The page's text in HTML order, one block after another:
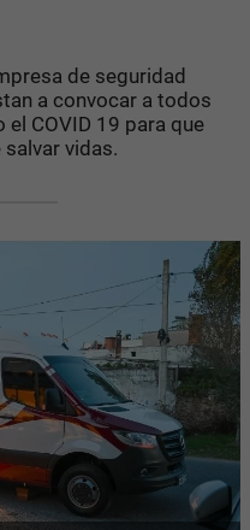
de seguridad
a convocar a todos
el COVID 19 para que
vidas.